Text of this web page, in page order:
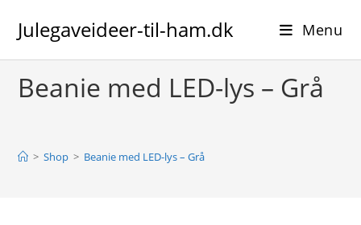
content
Julegaveideer-til-ham.dk Menu
Beanie med LED-lys – Grå
> Shop > Beanie med LED-lys – Grå